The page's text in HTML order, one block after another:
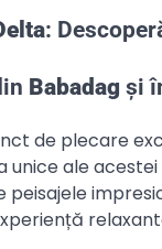
:
Babadag și
de plecare
unice ale